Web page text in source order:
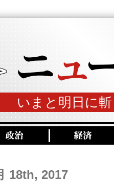
いまと明日に
18th, 2017